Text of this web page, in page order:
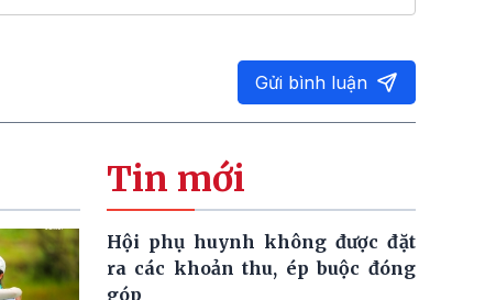
Gửi bình luận
Tin mới
Hội phụ huynh không được đặt
ra các khoản thu, ép buộc đóng
góp